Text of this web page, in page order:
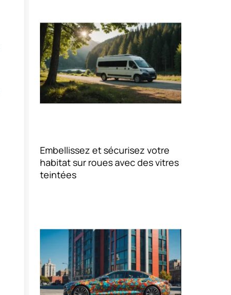
Embellissez et sécurisez votre
habitat sur roues avec des vitres
teintées